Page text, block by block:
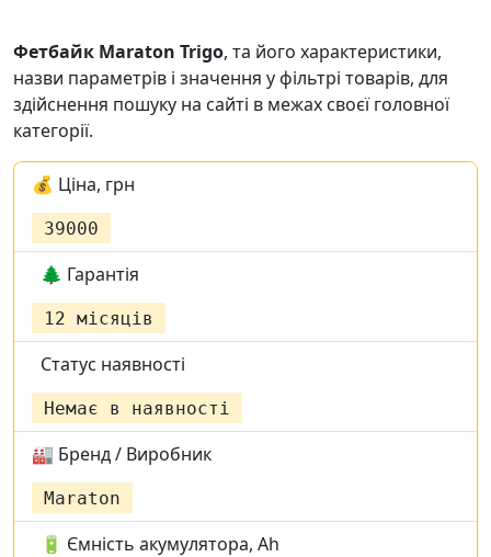
Фетбайк Maraton Trigo, та його характеристики,
назви параметрів і значення у фільтрі товарів, для
здійснення пошуку на сайті в межах своєї головної
категорії.
💰 Ціна, грн
39000
🌲 Гарантія
12 місяців
Статус наявності
Немає в наявності
🏭 Бренд / Виробник
Maraton
🔋 Ємність акумулятора, Ah